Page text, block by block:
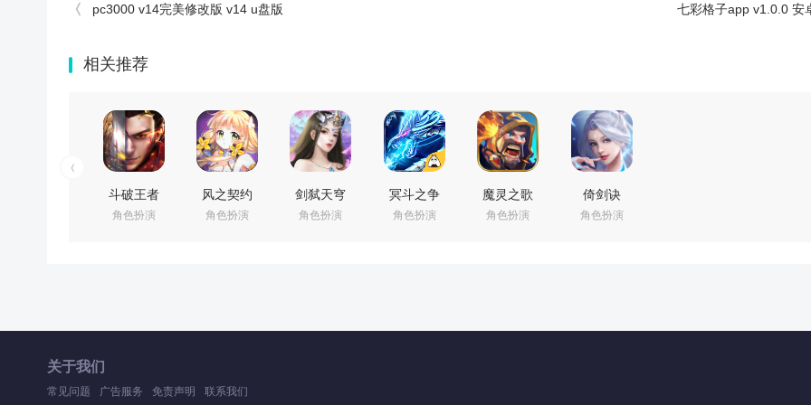
pc3000 v14完美修改版 v14 u盘版 七彩格子app v1.0.0 安
相关推荐
斗破王者
v1.0. 安卓版
角色扮演
风之契约
v1.0 安卓版
角色扮演
剑弑天穹
v2.0.0.0.10
角色扮演
冥斗之争
v1.0 安卓版
角色扮演
魔灵之歌
v1.0 安卓版
角色扮演
倚剑诀
v1.00.85 安
角色扮演
关于我们
常见问题 广告服务 免责声明 联系我们